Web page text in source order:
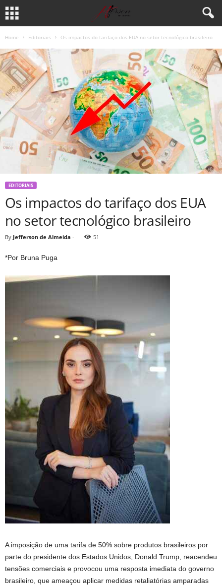
Home Editoriais Os impactos do tarifaço dos EUA no setor tecnológico brasileiro
EDITORIAIS
Os impactos do tarifaço dos EUA
no setor tecnológico brasileiro
By Jefferson de Almeida - 51
*Por Bruna Puga
A imposição de uma tarifa de 50% sobre produtos brasileiros por
parte do presidente dos Estados Unidos, Donald Trump, reacendeu
tensões comerciais e provocou uma resposta imediata do governo
brasileiro, que ameaçou aplicar medidas retaliatórias amparadas